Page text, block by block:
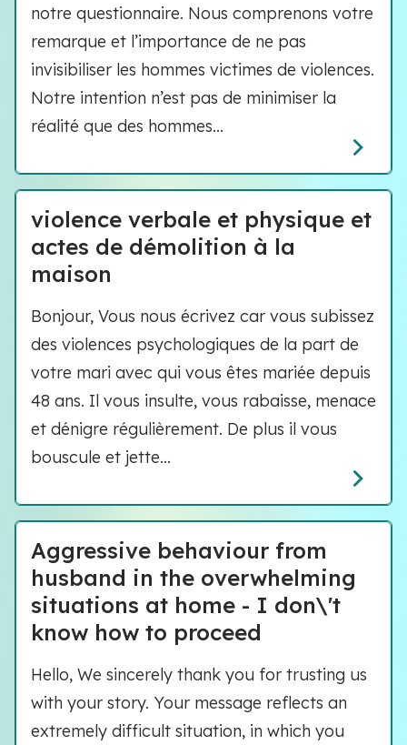
notre questionnaire. Nous comprenons votre
remarque et l’importance de ne pas
invisibiliser les hommes victimes de violences.
Notre intention n’est pas de minimiser la
réalité que des hommes...
violence verbale et physique et
actes de démolition à la
maison
Bonjour, Vous nous écrivez car vous subissez
des violences psychologiques de la part de
votre mari avec qui vous êtes mariée depuis
48 ans. Il vous insulte, vous rabaisse, menace
et dénigre régulièrement. De plus il vous
bouscule et jette...
Aggressive behaviour from
husband in the overwhelming
situations at home - I don\'t
know how to proceed
Hello, We sincerely thank you for trusting us
with your story. Your message reflects an
extremely difficult situation, in which you